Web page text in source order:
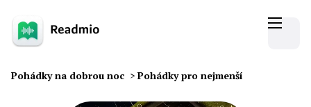
Pohádky na dobrou noc > Pohádky pro nejmenší